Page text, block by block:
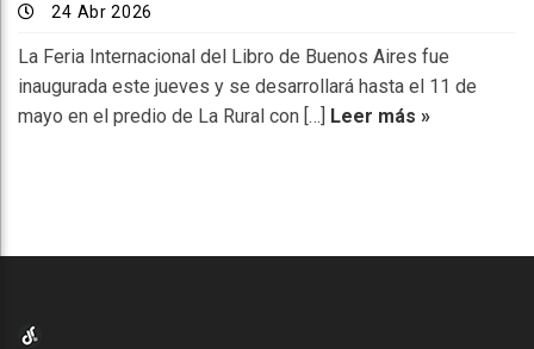
24 Abr 2026
La Feria Internacional del Libro de Buenos Aires fue
inaugurada este jueves y se desarrollará hasta el 11 de
mayo en el predio de La Rural con […] Leer más »